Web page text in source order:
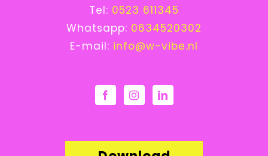
Tel: 0523 611345
Whatsapp: 0634520302
E-mail: info@w-vibe.nl